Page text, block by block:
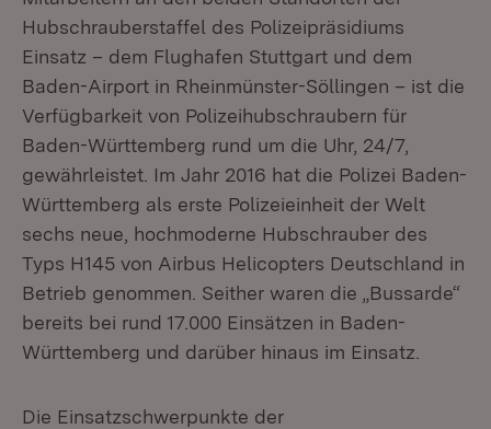
Hubschrauberstaffel des Polizeipräsidiums
Einsatz – dem Flughafen Stuttgart und dem
Baden-Airport in Rheinmünster-Söllingen – ist die
Verfügbarkeit von Polizeihubschraubern für
Baden-Württemberg rund um die Uhr, 24/7,
gewährleistet. Im Jahr 2016 hat die Polizei Baden-
Württemberg als erste Polizeieinheit der Welt
sechs neue, hochmoderne Hubschrauber des
Typs H145 von Airbus Helicopters Deutschland in
Betrieb genommen. Seither waren die „Bussarde“
bereits bei rund 17.000 Einsätzen in Baden-
Württemberg und darüber hinaus im Einsatz.
Die Einsatzschwerpunkte der